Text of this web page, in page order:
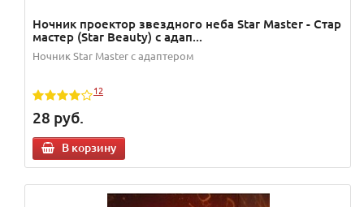
Ночник проектор звездного неба Star Master - Стар
мастер (Star Beauty) с адап...
Ночник Star Master с адаптером
12
28 руб.
В корзину